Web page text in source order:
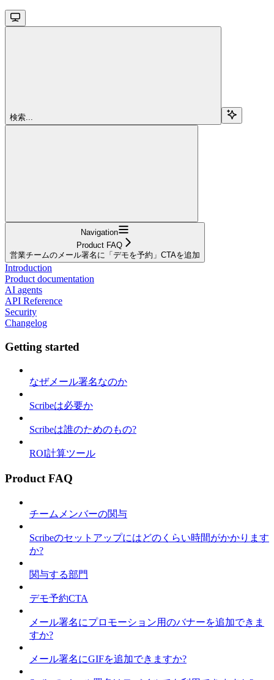
検索...
Navigation
Product FAQ
営業チームのメール署名に「デモを予約」CTAを追加
Introduction
Product documentation
AI agents
API Reference
Security
Changelog
Getting started
なぜメール署名なのか
Scribeは必要か
Scribeは誰のためのもの?
ROI計算ツール
Product FAQ
チームメンバーの関与
Scribeのセットアップにはどのくらい時間がかかります
か?
関与する部門
デモ予約CTA
メール署名にプロモーション用のバナーを追加できま
すか?
メール署名にGIFを追加できますか?